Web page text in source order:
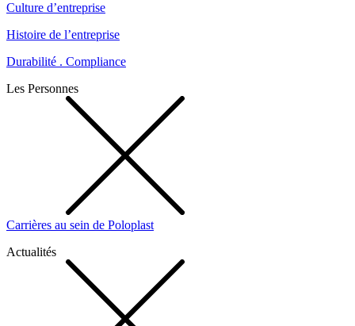
Culture d’entreprise
Histoire de l’entreprise
Durabilité . Compliance
Les Personnes
Carrières au sein de Poloplast
Actualités